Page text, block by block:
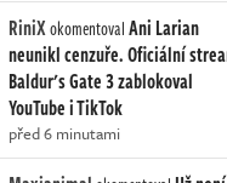
RiniXokomentovalAni Larian
neunikl cenzuře. Oficiální
Baldur's Gate 3 zablokoval
YouTube i TikTok
před 6 minutami